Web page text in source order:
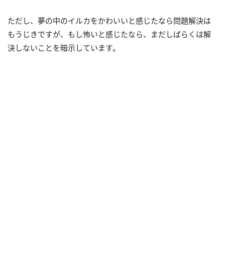
ただし、夢の中のイルカをかわいいと感じたなら問題解決は
もうじきですが、もし怖いと感じたなら、まだしばらくは解
決しないことを暗示しています。